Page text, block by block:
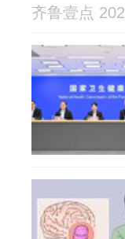
齐鲁壹点